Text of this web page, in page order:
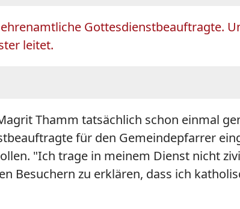
Gottesdienstbeauftragte.
leitet.
Thamm tatsächlich schon einmal
für den Gemeindepfarrer
"Ich trage in meinem Dienst nicht
Besuchern zu erklären, dass ich